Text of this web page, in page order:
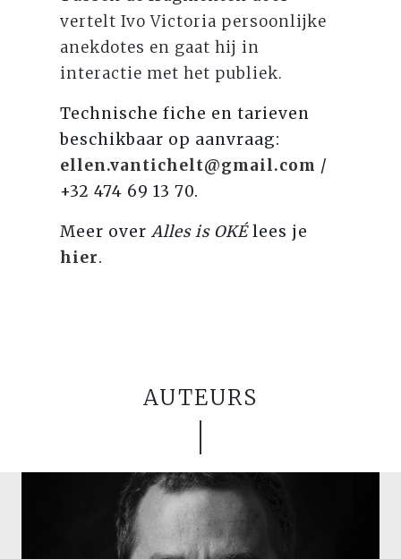
vertelt Ivo Victoria persoonlijke
anekdotes en gaat hij in
interactie met het publiek.
Technische fiche en tarieven
beschikbaar op aanvraag:
ellen.vantichelt@gmail.com /
+32 474 69 13 70.
Meer overAlles is OKÉlees je
hier.
AUTEURS